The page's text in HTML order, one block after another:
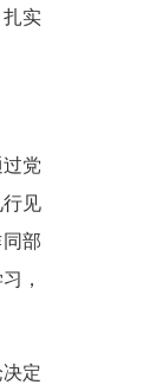
实
党
见
部
，
定